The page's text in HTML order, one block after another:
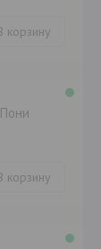
корзину
корзину